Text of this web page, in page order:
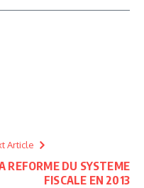
Article
REFORME DU SYSTEME
FISCALE EN 2013